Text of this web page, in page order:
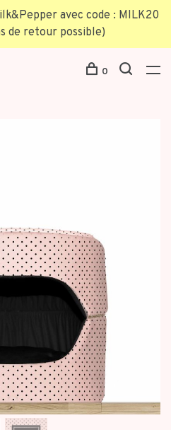
avec code : MILK20
de retour possible)
0